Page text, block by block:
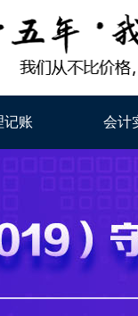
记账 会计